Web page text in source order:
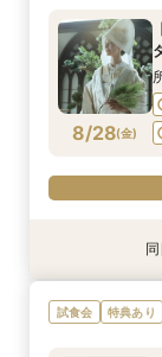
8/27(木)
8/27(木)
8/28(金)
特典あり
特典あり
試食会 特典あり